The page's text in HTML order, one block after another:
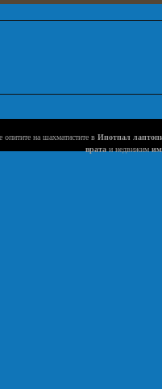
на шахматистите в Ипотпал
вратаи недвижим